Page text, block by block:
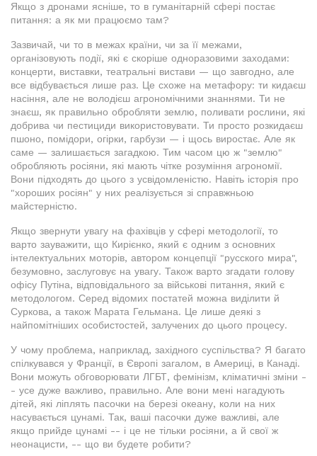
Якщо з дронами ясніше, то в гуманітарній сфері постає
питання: а як ми працюємо там?
Зазвичай, чи то в межах країни, чи за її межами,
організовують події, які є скоріше одноразовими заходами:
концерти, виставки, театральні вистави — що завгодно, але
все відбувається лише раз. Це схоже на метафору: ти кидаєш
насіння, але не володієш агрономічними знаннями. Ти не
знаєш, як правильно обробляти землю, поливати рослини, які
добрива чи пестициди використовувати. Ти просто розкидаєш
пшоно, помідори, огірки, гарбузи — і щось виростає. Але як
саме — залишається загадкою. Тим часом цю ж "землю"
обробляють росіяни, які мають чітке розуміння агрономії.
Вони підходять до цього з усвідомленістю. Навіть історія про
"хороших росіян" у них реалізується зі справжньою
майстерністю.
Якщо звернути увагу на фахівців у сфері методології, то
варто зауважити, що Кирієнко, який є одним з основних
інтелектуальних моторів, автором концепції "русского мира",
безумовно, заслуговує на увагу. Також варто згадати голову
офісу Путіна, відповідального за військові питання, який є
методологом. Серед відомих постатей можна виділити й
Суркова, а також Марата Гельмана. Це лише деякі з
найпомітніших особистостей, залучених до цього процесу.
У чому проблема, наприклад, західного суспільства? Я багато
спілкувався у Франції, в Європі загалом, в Америці, в Канаді.
Вони можуть обговорювати ЛГБТ, фемінізм, кліматичні зміни -
- усе дуже важливо, правильно. Але вони мені нагадують
дітей, які ліплять пасочки на березі океану, коли на них
насувається цунамі. Так, ваші пасочки дуже важливі, але
якщо прийде цунамі -- і це не тільки росіяни, а й свої ж
неонацисти, -- що ви будете робити?